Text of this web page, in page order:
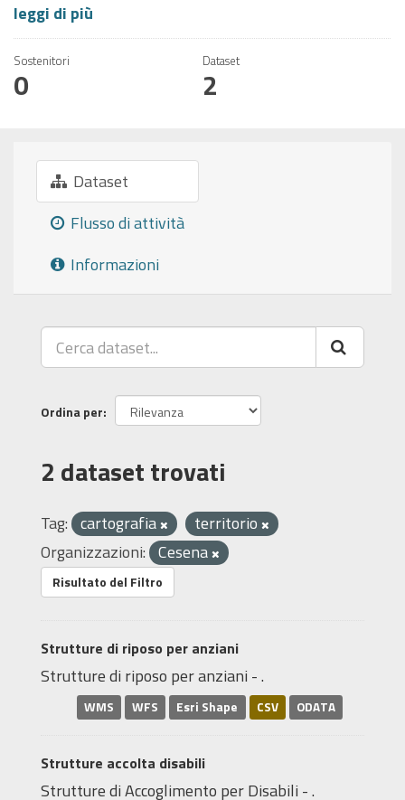
leggi di più
Sostenitori
0
Dataset
2
Dataset
Flusso di attività
Informazioni
Ordina per
2 dataset trovati
Tag: cartografia
territorio
Organizzazioni: Cesena
Risultato del Filtro
Strutture di riposo per anziani
Strutture di riposo per anziani - .
WMS WFS Esri Shape CSV ODATA
Strutture accolta disabili
Strutture di Accoglimento per Disabili - .